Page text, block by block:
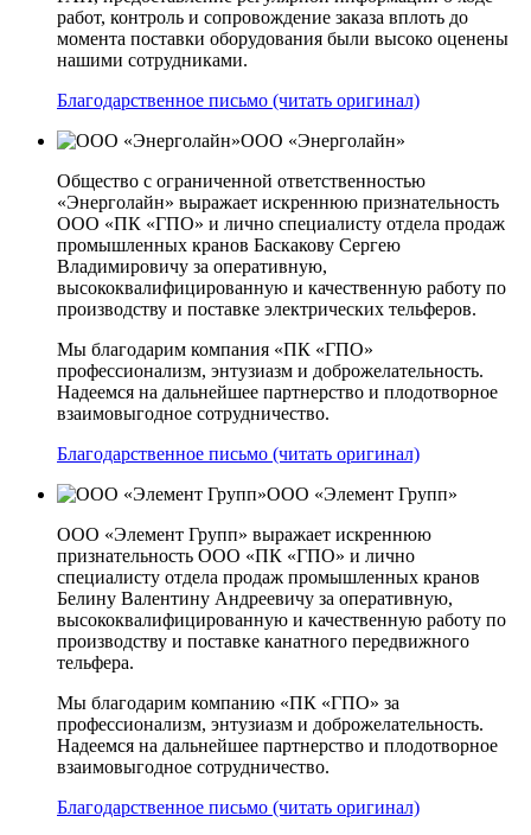
работ, контроль и сопровождение заказа вплоть до
момента поставки оборудования были высоко оценены
нашими сотрудниками.
Благодарственное письмо (читать оригинал)
ООО «Энерголайн»
Общество с ограниченной ответственностью
«Энерголайн» выражает искреннюю признательность
ООО «ПК «ГПО» и лично специалисту отдела продаж
промышленных кранов Баскакову Сергею
Владимировичу за оперативную,
высококвалифицированную и качественную работу по
производству и поставке электрических тельферов.
Мы благодарим компания «ПК «ГПО»
профессионализм, энтузиазм и доброжелательность.
Надеемся на дальнейшее партнерство и плодотворное
взаимовыгодное сотрудничество.
Благодарственное письмо (читать оригинал)
ООО «Элемент Групп»
ООО «Элемент Групп» выражает искреннюю
признательность ООО «ПК «ГПО» и лично
специалисту отдела продаж промышленных кранов
Белину Валентину Андреевичу за оперативную,
высококвалифицированную и качественную работу по
производству и поставке канатного передвижного
тельфера.
Мы благодарим компанию «ПК «ГПО» за
профессионализм, энтузиазм и доброжелательность.
Надеемся на дальнейшее партнерство и плодотворное
взаимовыгодное сотрудничество.
Благодарственное письмо (читать оригинал)